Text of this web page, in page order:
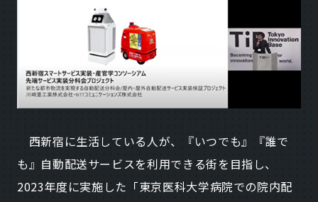
西新宿に生活している人が、『いつでも』『誰で
も』自動配送サービスを利用できる街を目指し、
2023年度に実施した「東京医科大学病院での院内配